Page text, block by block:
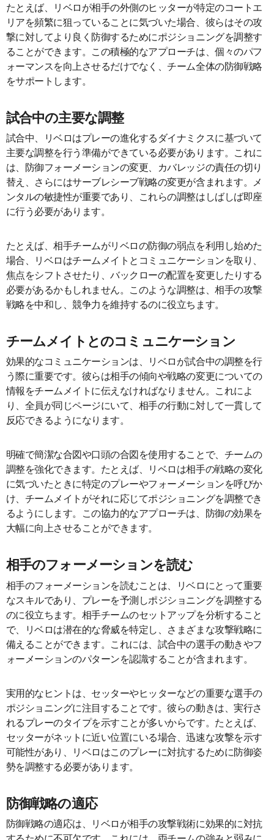
たとえば、リベロが相手の外側のヒッターが特定のコートエ
リアを頻繁に狙っていることに気づいた場合、彼らはその攻
撃に対してより良く防御するためにポジショニングを調整す
ることができます。この積極的なアプローチは、個々のパフ
ォーマンスを向上させるだけでなく、チーム全体の防御戦略
をサポートします。
試合中の主要な調整
試合中、リベロはプレーの進化するダイナミクスに基づいて
主要な調整を行う準備ができている必要があります。これに
は、防御フォーメーションの変更、カバレッジの責任の切り
替え、さらにはサーブレシーブ戦略の変更が含まれます。メ
ンタルの敏捷性が重要であり、これらの調整はしばしば即座
に行う必要があります。
たとえば、相手チームがリベロの防御の弱点を利用し始めた
場合、リベロはチームメイトとコミュニケーションを取り、
焦点をシフトさせたり、バックローの配置を変更したりする
必要があるかもしれません。このような調整は、相手の攻撃
戦略を中和し、競争力を維持するのに役立ちます。
チームメイトとのコミュニケーション
効果的なコミュニケーションは、リベロが試合中の調整を行
う際に重要です。彼らは相手の傾向や戦略の変更についての
情報をチームメイトに伝えなければなりません。これによ
り、全員が同じページにいて、相手の行動に対して一貫して
反応できるようになります。
明確で簡潔な合図や口頭の合図を使用することで、チームの
調整を強化できます。たとえば、リベロは相手の戦略の変化
に気づいたときに特定のプレーやフォーメーションを呼びか
け、チームメイトがそれに応じてポジショニングを調整でき
るようにします。この協力的なアプローチは、防御の効果を
大幅に向上させることができます。
相手のフォーメーションを読む
相手のフォーメーションを読むことは、リベロにとって重要
なスキルであり、プレーを予測しポジショニングを調整する
のに役立ちます。相手チームのセットアップを分析すること
で、リベロは潜在的な脅威を特定し、さまざまな攻撃戦略に
備えることができます。これには、試合中の選手の動きやフ
ォーメーションのパターンを認識することが含まれます。
実用的なヒントは、セッターやヒッターなどの重要な選手の
ポジショニングに注目することです。彼らの動きは、実行さ
れるプレーのタイプを示すことが多いからです。たとえば、
セッターがネットに近い位置にいる場合、迅速な攻撃を示す
可能性があり、リベロはこのプレーに対抗するために防御姿
勢を調整する必要があります。
防御戦略の適応
防御戦略の適応は、リベロが相手の攻撃戦術に効果的に対抗